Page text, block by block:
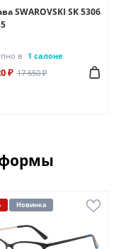
SWAROVSKI SK 5306
в 1 салоне
₽ 17 650 ₽
Новинка